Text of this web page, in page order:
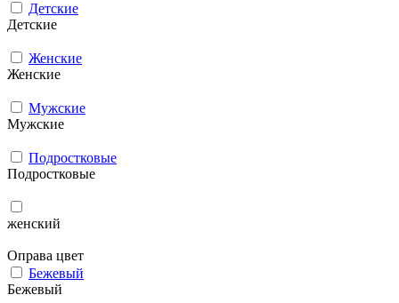
Детские
Детские
Женские
Женские
Мужcкие
Мужcкие
Подростковые
Подростковые
женский
Оправа цвет
Бежевый
Бежевый